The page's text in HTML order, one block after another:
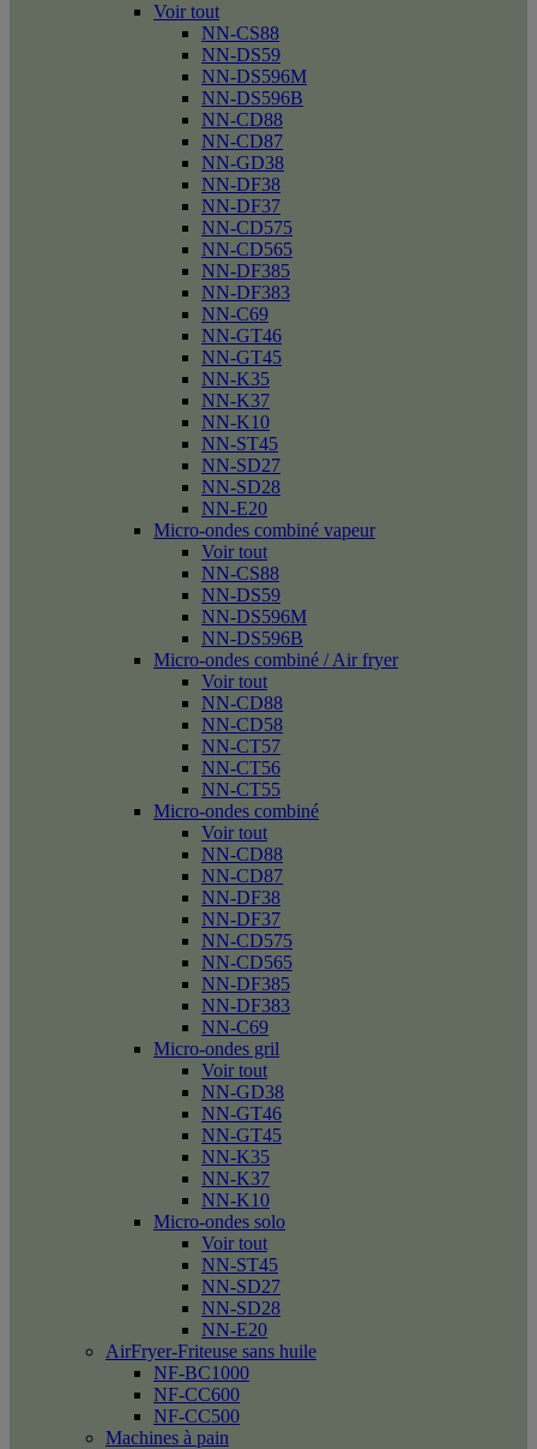
Voir tout
NN-CS88
NN-DS59
NN-DS596M
NN-DS596B
NN-CD88
NN-CD87
NN-GD38
NN-DF38
NN-DF37
NN-CD575
NN-CD565
NN-DF385
NN-DF383
NN-C69
NN-GT46
NN-GT45
NN-K35
NN-K37
NN-K10
NN-ST45
NN-SD27
NN-SD28
NN-E20
Micro-ondes combiné vapeur
Voir tout
NN-CS88
NN-DS59
NN-DS596M
NN-DS596B
Micro-ondes combiné / Air fryer
Voir tout
NN-CD88
NN-CD58
NN-CT57
NN-CT56
NN-CT55
Micro-ondes combiné
Voir tout
NN-CD88
NN-CD87
NN-DF38
NN-DF37
NN-CD575
NN-CD565
NN-DF385
NN-DF383
NN-C69
Micro-ondes gril
Voir tout
NN-GD38
NN-GT46
NN-GT45
NN-K35
NN-K37
NN-K10
Micro-ondes solo
Voir tout
NN-ST45
NN-SD27
NN-SD28
NN-E20
AirFryer-Friteuse sans huile
NF-BC1000
NF-CC600
NF-CC500
Machines à pain